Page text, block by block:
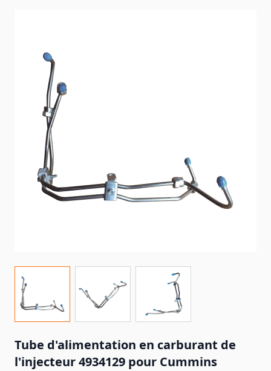
Tube d'alimentation en carburant de
l'injecteur 4934129 pour Cummins